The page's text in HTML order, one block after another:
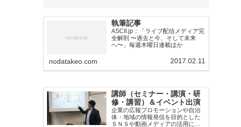
執筆記事
ASCII.jp：「ライブ配信メディア完
全解剖 〜過去と今、そして未来
へ〜」毎週木曜日連載ほか
nodatakeo.com 2017.02.11
講師（セミナー・講演・研
修・講習）＆イベント出演
企業の広報プロモーションや自治
体・地域の情報発信を目的とした
ＳＮＳや動画メディアの活用に関